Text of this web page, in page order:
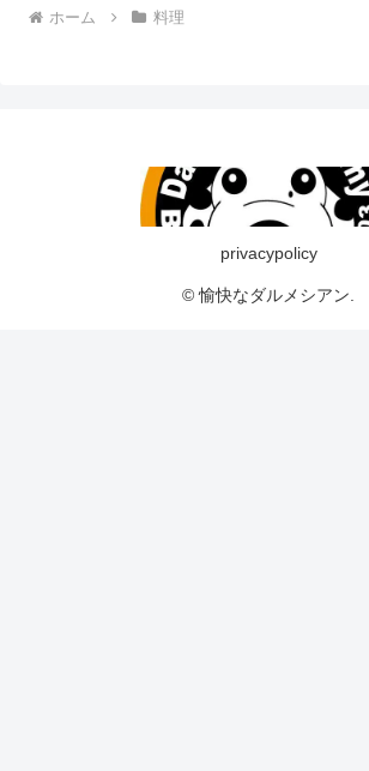
ホーム 料理
privacypolicy
© 愉快なダルメシアン.